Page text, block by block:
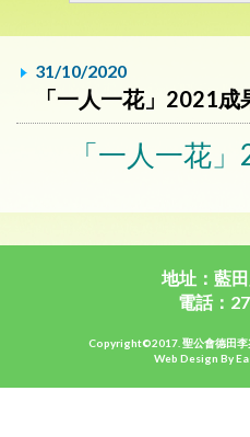
31/10/2020
「一人一花」2021成
「一人一花
地址：藍
電話：
Copyright©2017. 聖公會德田李
Web Design By